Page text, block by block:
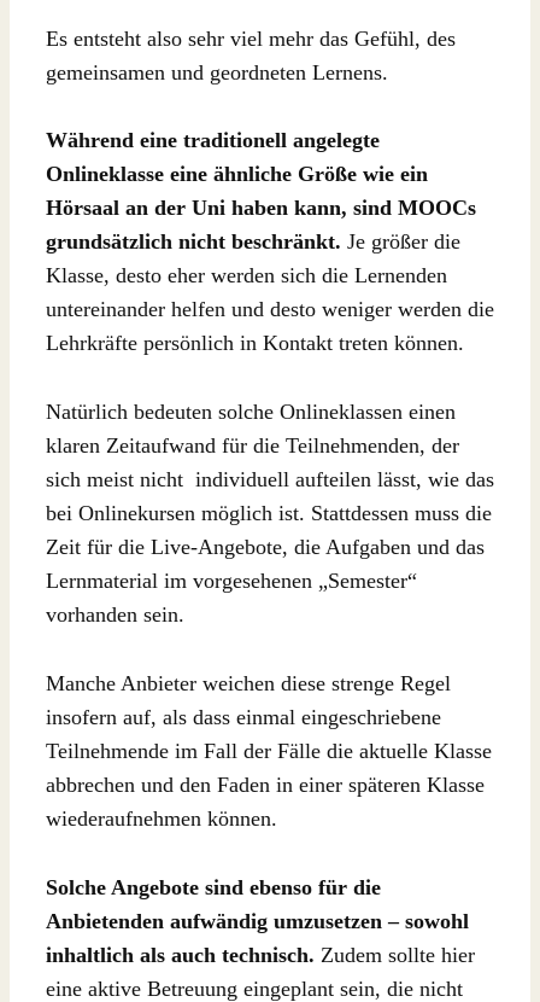
Es entsteht also sehr viel mehr das Gefühl, des
gemeinsamen und geordneten Lernens.
Während eine traditionell angelegte
Onlineklasse eine ähnliche Größe wie ein
Hörsaal an der Uni haben kann, sind MOOCs
grundsätzlich nicht beschränkt. Je größer die
Klasse, desto eher werden sich die Lernenden
untereinander helfen und desto weniger werden die
Lehrkräfte persönlich in Kontakt treten können.
Natürlich bedeuten solche Onlineklassen einen
klaren Zeitaufwand für die Teilnehmenden, der
sich meist nicht individuell aufteilen lässt, wie das
bei Onlinekursen möglich ist. Stattdessen muss die
Zeit für die Live-Angebote, die Aufgaben und das
Lernmaterial im vorgesehenen „Semester“
vorhanden sein.
Manche Anbieter weichen diese strenge Regel
insofern auf, als dass einmal eingeschriebene
Teilnehmende im Fall der Fälle die aktuelle Klasse
abbrechen und den Faden in einer späteren Klasse
wiederaufnehmen können.
Solche Angebote sind ebenso für die
Anbietenden aufwändig umzusetzen – sowohl
inhaltlich als auch technisch. Zudem sollte hier
eine aktive Betreuung eingeplant sein, die nicht